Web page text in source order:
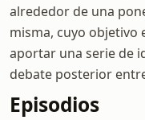
alrededor de una
misma, cuyo objetivo
aportar una serie de
debate posterior
Episodios